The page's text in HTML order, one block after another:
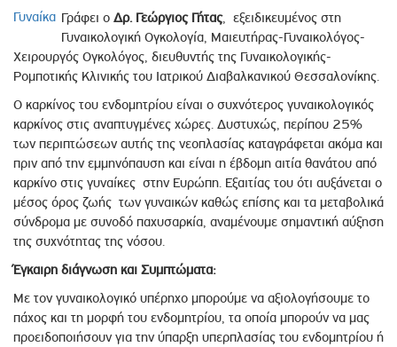
Γυναίκα Γράφει ο Δρ. Γεώργιος Γήτας, εξειδικευμένος στη
Γυναικολογική Ογκολογία, Μαιευτήρας-Γυναικολόγος-
Χειρουργός Ογκολόγος, διευθυντής της Γυναικολογικής-
Ρομποτικής Κλινικής του Ιατρικού Διαβαλκανικού Θεσσαλονίκης.
Ο καρκίνος του ενδομητρίου είναι ο συχνότερος γυναικολογικός
καρκίνος στις αναπτυγμένες χώρες. Δυστυχώς, περίπου 25%
των περιπτώσεων αυτής της νεοπλασίας καταγράφεται ακόμα και
πριν από την εμμηνόπαυση και είναι η έβδομη αιτία θανάτου από
καρκίνο στις γυναίκες στην Ευρώπη. Εξαιτίας του ότι αυξάνεται ο
μέσος όρος ζωής των γυναικών καθώς επίσης και τα μεταβολικά
σύνδρομα με συνοδό παχυσαρκία, αναμένουμε σημαντική αύξηση
της συχνότητας της νόσου.
Έγκαιρη διάγνωση και Συμπτώματα:
Με τον γυναικολογικό υπέρηχο μπορούμε να αξιολογήσουμε το
πάχος και τη μορφή του ενδομητρίου, τα οποία μπορούν να μας
προειδοποιήσουν για την ύπαρξη υπερπλασίας του ενδομητρίου ή